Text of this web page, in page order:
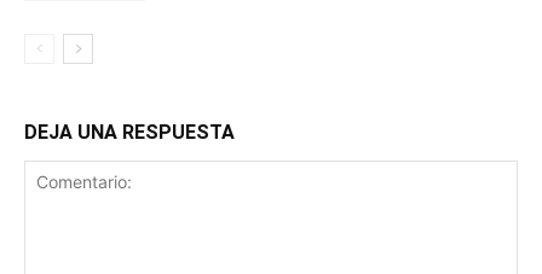
DEJA UNA RESPUESTA